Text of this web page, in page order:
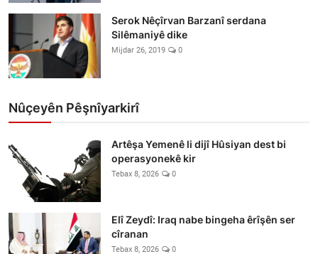
Serok Nêçîrvan Barzanî serdana
Silêmaniyê dike
Mijdar 26, 2019 0
Nûçeyên Pêşnîyarkirî
Artêşa Yemenê li dijî Hûsiyan dest bi
operasyonekê kir
Tebax 8, 2026 0
Elî Zeydî: Iraq nabe bingeha êrîşên ser
cîranan
Tebax 8, 2026 0